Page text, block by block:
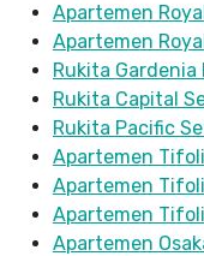
Apartemen
Apartemen
Rukita Gardenia
Rukita Capital
Rukita Pacific
Apartemen
Apartemen
Apartemen
Apartemen